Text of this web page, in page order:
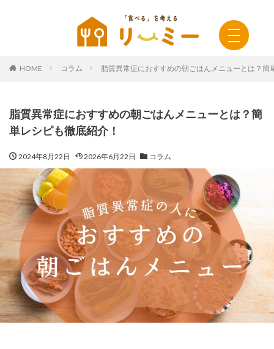
HOME コラム 脂質異常症におすすめの朝ごはんメニューとは？簡
脂質異常症におすすめの朝ごはんメニューとは？簡
単レシピも徹底紹介！
2024年8月22日 2026年6月22日 コラム